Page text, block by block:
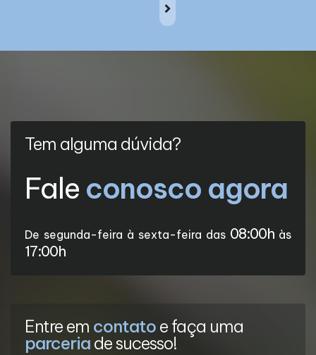
Tem alguma dúvida?
Fale conosco agora
De segunda-feira à sexta-feira das 08:00h às
17:00h
Entre em contato e faça uma
parceria de sucesso!